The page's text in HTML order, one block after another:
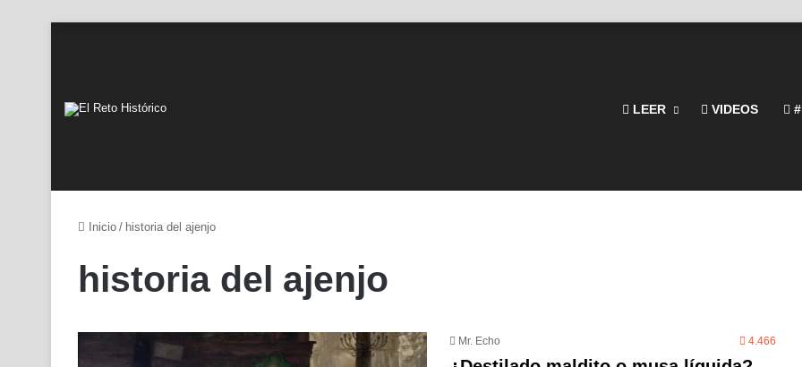
LEER VIDEOS
Inicio / historia del ajenjo
historia del ajenjo
Mr. Echo 4.466